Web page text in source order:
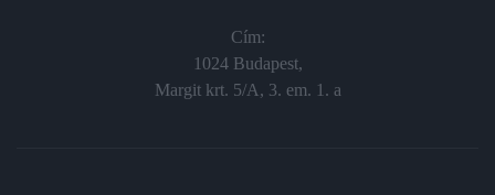
Cím:
1024 Budapest,
Margit krt. 5/A, 3. em. 1. a